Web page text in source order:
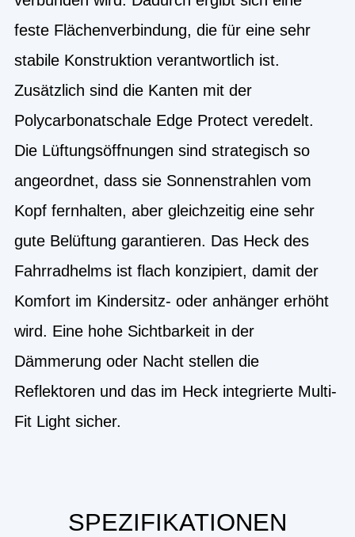
feste Flächenverbindung, die für eine sehr
stabile Konstruktion verantwortlich ist.
Zusätzlich sind die Kanten mit der
Polycarbonatschale Edge Protect veredelt.
Die Lüftungsöffnungen sind strategisch so
angeordnet, dass sie Sonnenstrahlen vom
Kopf fernhalten, aber gleichzeitig eine sehr
gute Belüftung garantieren. Das Heck des
Fahrradhelms ist flach konzipiert, damit der
Komfort im Kindersitz- oder anhänger erhöht
wird. Eine hohe Sichtbarkeit in der
Dämmerung oder Nacht stellen die
Reflektoren und das im Heck integrierte Multi-
Fit Light sicher.
SPEZIFIKATIONEN